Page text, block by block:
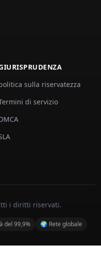
sulla riservatezza
di servizio
i diritti riservati.
del 99,9% 🌍 Rete globale